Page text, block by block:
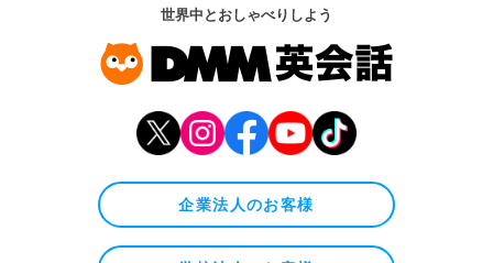
世界中とおしゃべりしよう
企業法人のお客様